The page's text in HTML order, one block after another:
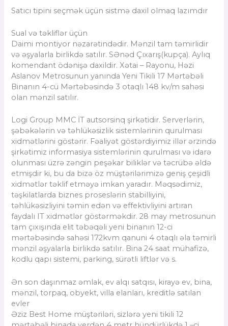
Satıcı tipini seçmək üçün sistmə daxil olmaq lazımdır
Sual və təkliflər üçün
Daimi montiyor nəzarətindədir. Mənzil tam təmirlidir
və əşyalarla birlikdə satılır. SƏnəd Çıxarış(kupça). Aylıq
komendant ödənişə daxildir. Xətai – Rayonu, Həzi
Aslanov Metrosunun yanında Yeni Tikili 17 Mərtəbəli
Binanın 4-cü Mərtəbəsində 3 otaqlı 148 kv/m sahəsi
olan mənzil satılır.
Logi Group MMC İT autsorsinq şirkətidir. Serverlərin,
şəbəkələrin və təhlükəsizlik sistemlərinin qurulması
xidmətlərini göstərir. Fəaliyət göstərdiyimiz illər ərzində
şirkətimiz informasiya sistemlərinin qurulması və idarə
olunması üzrə zəngin peşəkar biliklər və təcrübə əldə
etmişdir ki, bu da bizə öz müştərilərimizə geniş çeşidli
xidmətlər təklif etməyə imkan yaradır. Məqsədimiz,
təşkilatlarda biznes proseslərin stabilliyini,
təhlükəsizliyini təmin edən və effektivliyini artıran
faydalı IT xidmətlər göstərməkdir. 28 may metrosunun
tam çıxışında elit təbəqəli yeni binanın 12-ci
mərtəbəsində sahəsi 172kvm qanuni 4 otaqlı əla təmirli
mənzil əşyalarla birlikdə satılır. Bina 24 saat mühafizə,
kodlu qapı sistemi, parking, sürətli liftlər və s.
Ən son daşınmaz əmlak, ev alqı satqısı, kirayə ev, bina,
mənzil, torpaq, obyekt, villa elanları, kreditlə satılan
evler
Əziz Best Home müştəriləri, sizlərə yeni tikili 12